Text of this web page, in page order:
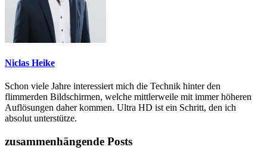
Niclas Heike
Schon viele Jahre interessiert mich die Technik hinter den
flimmerden Bildschirmen, welche mittlerweile mit immer höheren
Auflösungen daher kommen. Ultra HD ist ein Schritt, den ich
absolut unterstütze.
zusammenhängende Posts